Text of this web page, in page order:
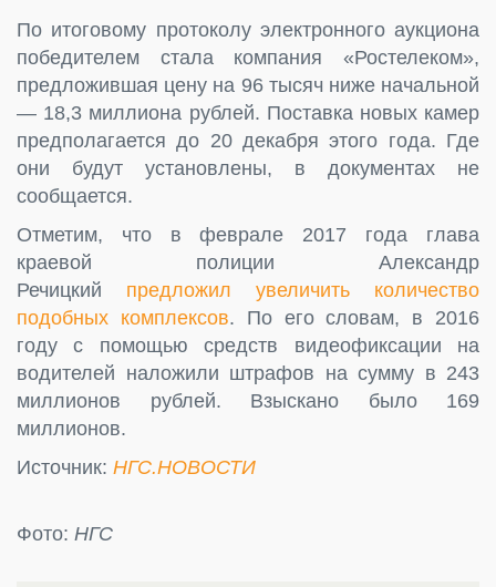
По итоговому протоколу электронного аукциона
победителем стала компания «Ростелеком»,
предложившая цену на 96 тысяч ниже начальной
— 18,3 миллиона рублей. Поставка новых камер
предполагается до 20 декабря этого года. Где
они будут установлены, в документах не
сообщается.
Отметим, что в феврале 2017 года глава
краевой полиции Александр
Речицкий предложил увеличить количество
подобных комплексов. По его словам, в 2016
году с помощью средств видеофиксации на
водителей наложили штрафов на сумму в 243
миллионов рублей. Взыскано было 169
миллионов.
Источник: НГС.НОВОСТИ
Фото: НГС